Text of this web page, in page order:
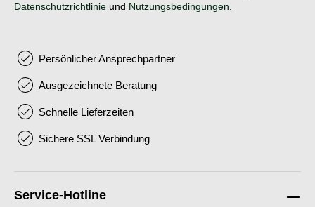
Datenschutzrichtlinie und Nutzungsbedingungen
Persönlicher Ansprechpartner
Ausgezeichnete Beratung
Schnelle Lieferzeiten
Sichere SSL Verbindung
Service-Hotline